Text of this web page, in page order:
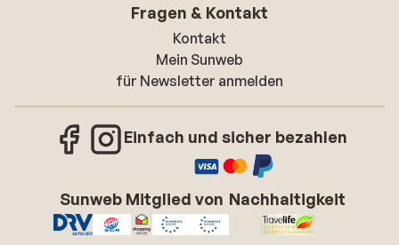
Fragen & Kontakt
Kontakt
Mein Sunweb
für Newsletter anmelden
Einfach und sicher bezahlen
Sunweb Mitglied von Nachhaltigkeit